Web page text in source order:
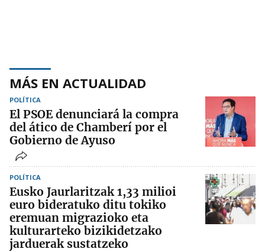
MÁS EN ACTUALIDAD
POLÍTICA
El PSOE denunciará la compra
del ático de Chamberí por el
Gobierno de Ayuso
POLÍTICA
Eusko Jaurlaritzak 1,33 milioi
euro bideratuko ditu tokiko
eremuan migrazioko eta
kulturarteko bizikidetzako
jarduerak sustatzeko